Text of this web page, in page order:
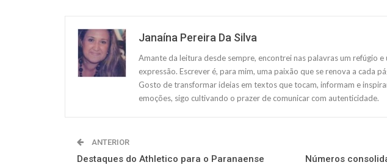
Janaína Pereira Da Silva
Amante da leitura desde sempre, encontrei nas palavras um refúgio
expressão. Escrever é, para mim, uma paixão que se renova a cada
Gosto de transformar ideias em textos que tocam, informam e
emoções, sigo cultivando o prazer de comunicar com autenticidade.
ANTERIOR
Destaques do Athletico para o Paranaense
Números